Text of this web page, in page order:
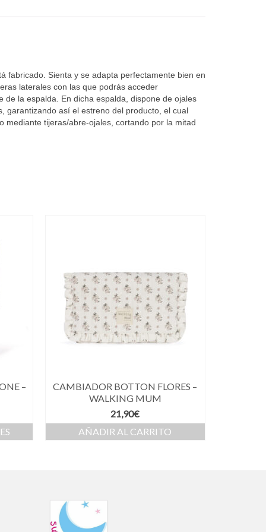
fabricado. Sienta y se adapta perfectamente bien en
laterales con las que podrás acceder
la espalda. En dicha espalda, dispone de ojales
garantizando así el estreno del producto, el cual
mediante tijeras/abre-ojales, cortando por la mitad
–
CAMBIADOR BOTTON FLORES –
WALKING MUM
21,90€
AÑADIR AL CARRITO